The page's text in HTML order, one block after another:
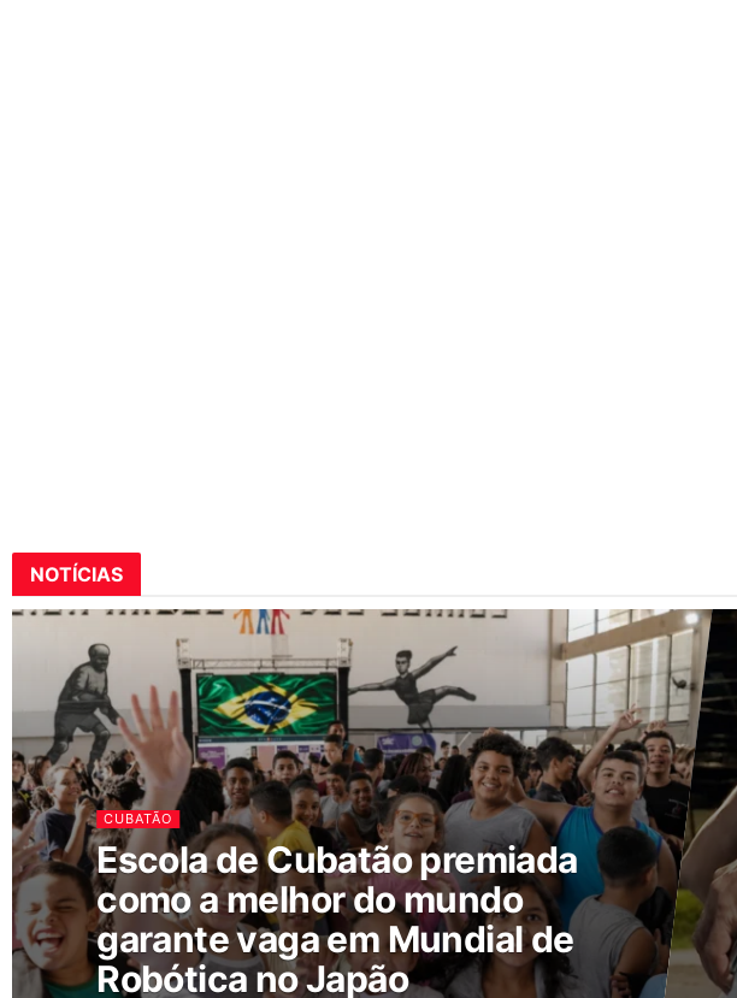
NOTÍCIAS
CUBATÃO
Escola de Cubatão premiada
como a melhor do mundo
garante vaga em Mundial de
Robótica no Japão